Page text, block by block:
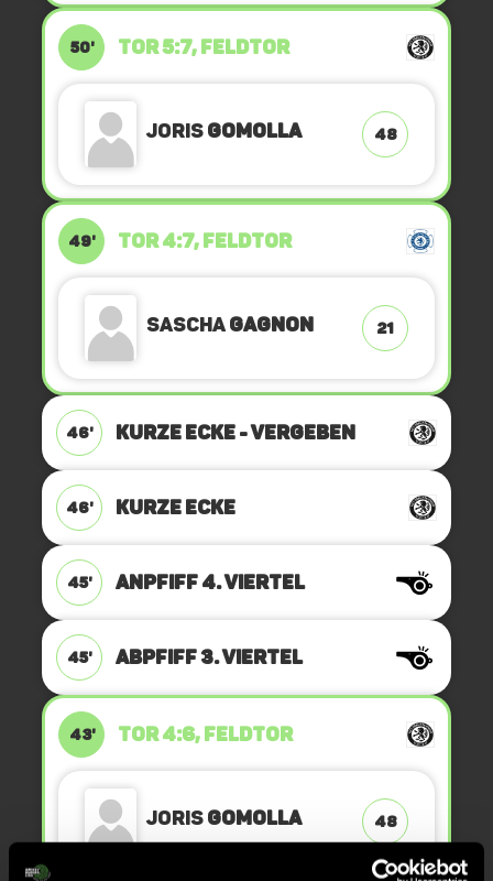
50' TOR 5:7, FELDTOR
JorisGomolla 48
49' TOR 4:7, FELDTOR
SaschaGagnon 21
46' KURZE ECKE - VERGEBEN
46' KURZE ECKE
45' ANPFIFF 4. Viertel
45' ABPFIFF 3. Viertel
43' TOR 4:6, FELDTOR
JorisGomolla 48